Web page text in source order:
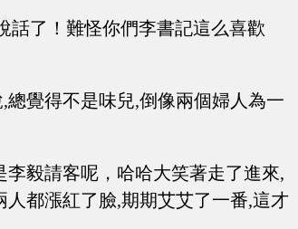
話了！難怪你們李書記這么喜歡
覺得不是味兒,倒像兩個婦人為一
毅請客呢，哈哈大笑著走了進來,
都漲紅了臉,期期艾艾了一番,這才